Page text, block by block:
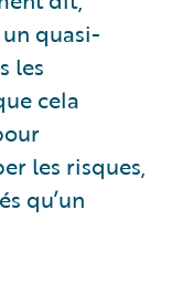
quasi-
les
cela
les risques,
qu’un